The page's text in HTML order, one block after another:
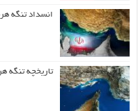
انسداد تنگه
تاریخچه تنگه